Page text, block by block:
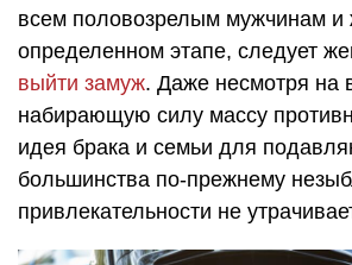
всем половозрелым мужчинам
определенном этапе, следует
выйти замуж. Даже несмотря на
набирающую силу массу
идея брака и семьи для
большинства по-прежнему
привлекательности не